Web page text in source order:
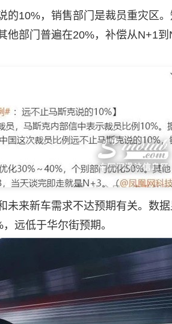
10%，销售部门是裁员重灾区。
部门普遍在20%，补偿从N+1
来新车需求不达预期有关。数据
远低于华尔街预期。